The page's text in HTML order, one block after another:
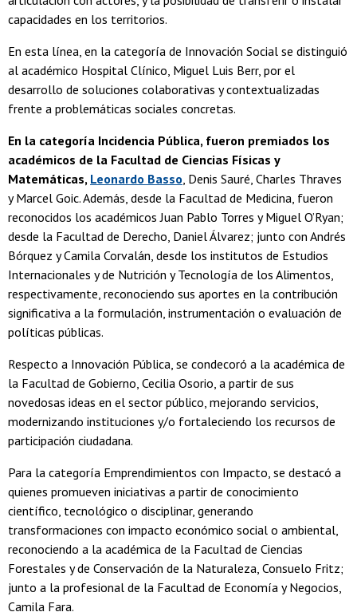
capacidades en los territorios.
En esta línea, en la categoría de Innovación Social se distinguió
al académico Hospital Clínico, Miguel Luis Berr, por el
desarrollo de soluciones colaborativas y contextualizadas
frente a problemáticas sociales concretas.
En la categoría Incidencia Pública, fueron premiados los
académicos de la Facultad de Ciencias Físicas y
Matemáticas, Leonardo Basso, Denis Sauré, Charles Thraves
y Marcel Goic. Además, desde la Facultad de Medicina, fueron
reconocidos los académicos Juan Pablo Torres y Miguel O’Ryan;
desde la Facultad de Derecho, Daniel Álvarez; junto con Andrés
Bórquez y Camila Corvalán, desde los institutos de Estudios
Internacionales y de Nutrición y Tecnología de los Alimentos,
respectivamente, reconociendo sus aportes en la contribución
significativa a la formulación, instrumentación o evaluación de
políticas públicas.
Respecto a Innovación Pública, se condecoró a la académica de
la Facultad de Gobierno, Cecilia Osorio, a partir de sus
novedosas ideas en el sector público, mejorando servicios,
modernizando instituciones y/o fortaleciendo los recursos de
participación ciudadana.
Para la categoría Emprendimientos con Impacto, se destacó a
quienes promueven iniciativas a partir de conocimiento
científico, tecnológico o disciplinar, generando
transformaciones con impacto económico social o ambiental,
reconociendo a la académica de la Facultad de Ciencias
Forestales y de Conservación de la Naturaleza, Consuelo Fritz;
junto a la profesional de la Facultad de Economía y Negocios,
Camila Fara.